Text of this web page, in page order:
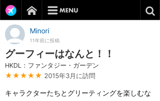
Minori
11年前に投稿
グーフィーはなんと！！
HKDL：ファンタジー・ガーデン
★★★★★ 2015年3月に訪問
キャラクターたちとグリーティングを楽しむな